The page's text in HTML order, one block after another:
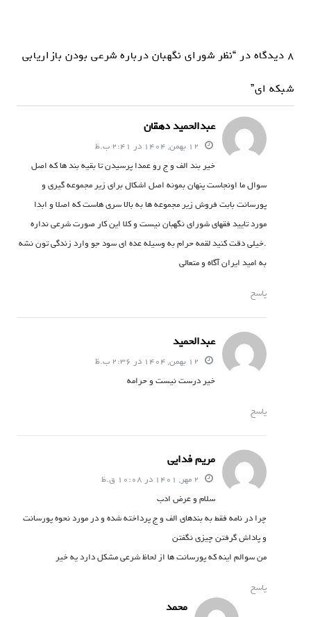
ی
ن
و
8 دیدگاه در “نظر شورای نگهبان درباره شرعی بودن بازاریابی
شبکه ای”
عبدالحمید دهقان
خیر بند الف و ج رو عمدا پرسیدن تا بقیه بند ها که اصل
سوال ما اونجاست پنهان بمونه اصل اشکال برای زیر مجموعه گیری و
پورسانت بابت فروش زیر مجموعه ها به بالا سری هاست که اصلا و ابدا
مورد تایید فقهای شورای نگهبان نیست و کلا این کار صورت شرعی نداره
.خیلی دقت کنید لقمه حرام به وسیله عده ای سود جو وارد زندگی تون نشه
به امید ایران آگاه و متعالی
پاسخ
عبدالحمید
خیر درست نیست و حرامه
پاسخ
مریم فدایی
سلام و عرض ادب
چرا در نامه فقط به بندهای الف و ج پرداخته شده و در مورد نحوه پورسانت
و پاداش گرفتن چیزی نگفتن
من سوالم اینه که پورسانت ها از لحاظ شرعی مشکل دارد یه خیر
پاسخ
محمد